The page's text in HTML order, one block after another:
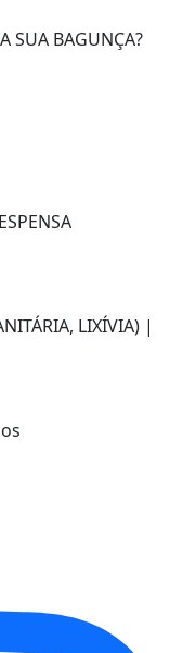
SUA BAGUNÇA?
LIXÍVIA) |